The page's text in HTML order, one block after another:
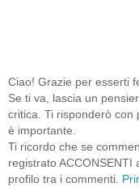
Ciao! Grazie per esserti
Se ti va, lascia un
critica. Ti risponderò con
è importante.
Ti ricordo che se
registrato ACCONSENTI
profilo tra i commenti.